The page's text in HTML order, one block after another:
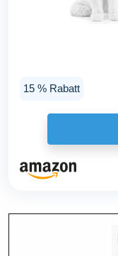
15 % Rabatt